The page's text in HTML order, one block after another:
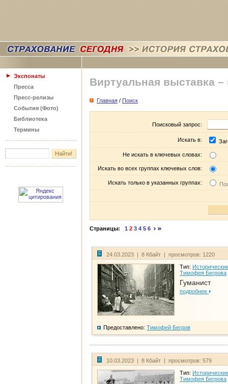
Экспонаты
Пресса
Пресс-релизы
События (Фото)
Библиотека
Термины
Виртуальная выставка –
Главная / Поиск
Поисковый запрос:
Искать в:
Не искать в ключевых словах:
Искать во всех группах ключевых слов:
Искать только в указанных группах:
Страницы: 1 2 3 4 5 6
24.03.2023 | 8 Кбайт | просмотров: 1220
Тип:
Тимофея Бегрова
Гуманист
подробнее
Предоставлено: Тимофей Бегров
10.03.2023 | 8 Кбайт | просмотров: 579
Тип:
Тимофея Бегрова